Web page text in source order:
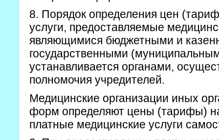
8. Порядок определения цен
услуги, предоставляемые
являющимися бюджетными и
государственными
устанавливается органами,
полномочия учредителей.
Медицинские организации иных
форм определяют цены (тарифы)
платные медицинские услуги